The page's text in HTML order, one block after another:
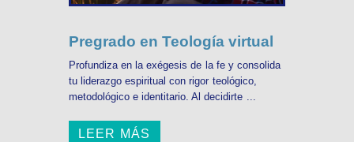
Pregrado en Teología virtual
Profundiza en la exégesis de la fe y consolida
tu liderazgo espiritual con rigor teológico,
metodológico e identitario. Al decidirte ...
LEER MÁS